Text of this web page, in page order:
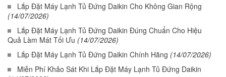
Lắp Đặt Máy Lạnh Tủ Đứng Daikin Cho Không Gian Rộng
(14/07/2026)
Lắp Đặt Máy Lạnh Tủ Đứng Daikin Đúng Chuẩn Cho Hiệu
Quả Làm Mát Tối Ưu (14/07/2026)
Lắp Đặt Máy Lạnh Tủ Đứng Daikin Chính Hãng (14/07/2026)
Miễn Phí Khảo Sát Khi Lắp Đặt Máy Lạnh Tủ Đứng Daikin